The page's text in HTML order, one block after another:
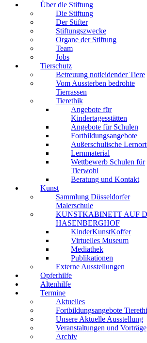
Über die Stiftung
Die Stiftung
Der Stifter
Stiftungszwecke
Organe der Stiftung
Team
Jobs
Tierschutz
Betreuung notleidender Tiere
Vom Aussterben bedrohte
Tierrassen
Tierethik
Angebote für
Kindertagesstätten
Angebote für Schulen
Fortbildungsangebote
Außerschulische
Lernmaterial
Wettbewerb Schulen für
Tierwohl
Beratung und Kontakt
Kunst
Sammlung Düsseldorfer
Malerschule
KUNSTKABINETT AUF
HASENBERGHOF
KinderKunstKoffer
Virtuelles Museum
Mediathek
Publikationen
Externe Ausstellungen
Opferhilfe
Altenhilfe
Termine
Aktuelles
Fortbildungsangebote
Unsere Aktuelle Ausstellung
Veranstaltungen und Vorträge
Archiv